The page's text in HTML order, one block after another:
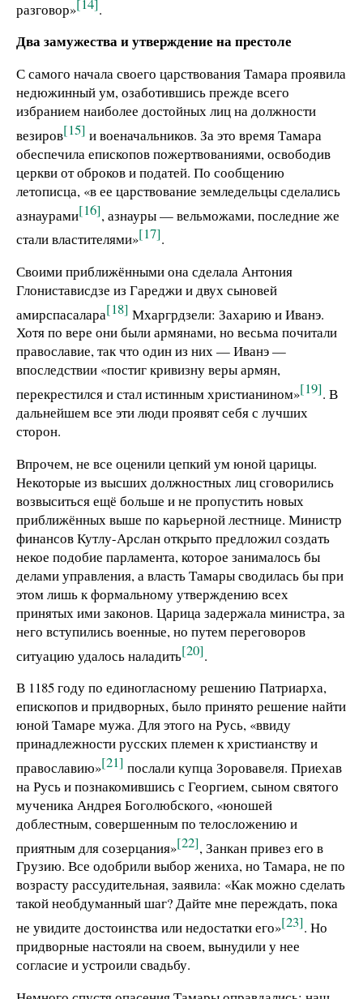
разговор» .
Два замужества и утверждение на престоле
С самого начала своего царствования Тамара проявила
недюжинный ум, озаботившись прежде всего
избранием наиболее достойных лиц на должности
везиров[15] и военачальников. За это время Тамара
обеспечила епископов пожертвованиями, освободив
церкви от оброков и податей. По сообщению
летописца, «в ее царствование земледельцы сделались
азнаурами[16], азнауры — вельможами, последние же
стали властителями»[17].
Своими приближёнными она сделала Антония
Глонистависдзе из Гареджи и двух сыновей
амирспасалара[18] Мхаргрдзели: Захарию и Иванэ.
Хотя по вере они были армянами, но весьма почитали
православие, так что один из них — Иванэ —
впоследствии «постиг кривизну веры армян,
перекрестился и стал истинным христианином»[19]. В
дальнейшем все эти люди проявят себя с лучших
сторон.
Впрочем, не все оценили цепкий ум юной царицы.
Некоторые из высших должностных лиц сговорились
возвыситься ещё больше и не пропустить новых
приближённых выше по карьерной лестнице. Министр
финансов Кутлу-Арслан открыто предложил создать
некое подобие парламента, которое занималось бы
делами управления, а власть Тамары сводилась бы при
этом лишь к формальному утверждению всех
принятых ими законов. Царица задержала министра, за
него вступились военные, но путем переговоров
ситуацию удалось наладить[20].
В 1185 году по единогласному решению Патриарха,
епископов и придворных, было принято решение найти
юной Тамаре мужа. Для этого на Русь, «ввиду
принадлежности русских племен к христианству и
православию»[21] послали купца Зоровавеля. Приехав
на Русь и познакомившись с Георгием, сыном святого
мученика Андрея Боголюбского, «юношей
доблестным, совершенным по телосложению и
приятным для созерцания»[22], Занкан привез его в
Грузию. Все одобрили выбор жениха, но Тамара, не по
возрасту рассудительная, заявила: «Как можно сделать
такой необдуманный шаг? Дайте мне переждать, пока
не увидите достоинства или недостатки его»[23]. Но
придворные настояли на своем, вынудили у нее
согласие и устроили свадьбу.